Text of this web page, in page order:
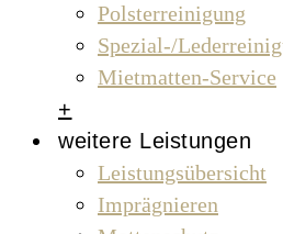
Polsterreinigung
Spezial-/
Mietmatten-Service
+
weitere Leistungen
Leistungsübersicht
Imprägnieren